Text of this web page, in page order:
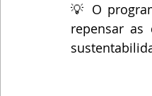
💡 O
repensar as